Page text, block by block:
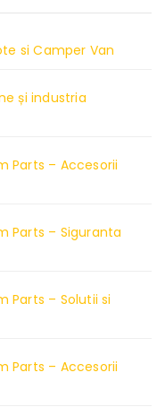
si Camper Van
și industria
Parts – Accesorii
Parts – Siguranta
Parts – Solutii si
Parts – Accesorii